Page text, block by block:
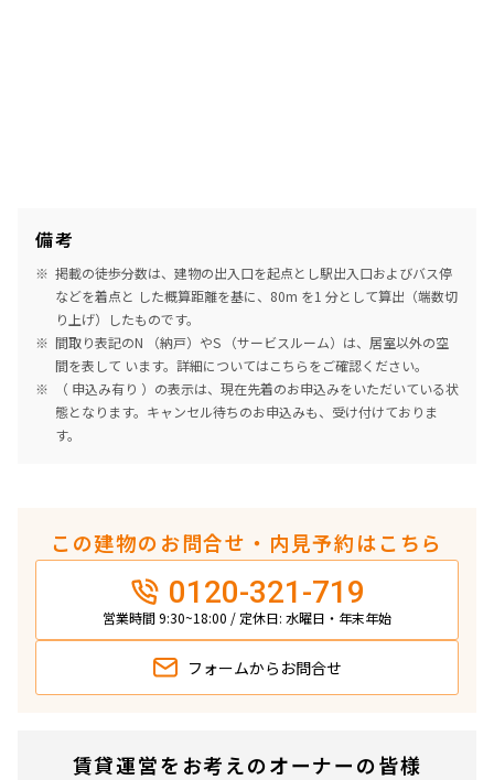
備考
掲載の徒歩分数は、建物の出入口を起点とし駅出入口およびバス停
などを着点と した概算距離を基に、80m を1 分として算出（端数切
り上げ）したものです。
間取り表記のN （納戸）やS （サービスルーム）は、居室以外の空
間を表して います。詳細についてはこちらをご確認ください。
（ 申込み有り ）の表示は、現在先着のお申込みをいただいている状
態となります。キャンセル待ちのお申込みも、受け付けておりま
す。
この建物のお問合せ・内見予約はこちら
0120-321-719
営業時間 9:30~18:00 / 定休日: 水曜日・年末年始
フォームから お問合せ
賃貸運営をお考えのオーナーの皆様